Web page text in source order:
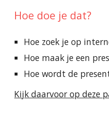
Hoe doe je dat?
Hoe zoek je op
Hoe maak je een
Hoe wordt de
Kijk daarvoor op deze